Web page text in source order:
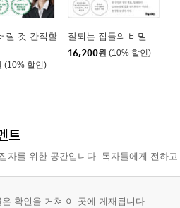
릴 것 간직할
(10% 할인)
잘되는 집들의 비밀
16,200원 (10% 할인)
트
자를 위한 공간입니다. 독자들에게 전하
은 확인을 거쳐 이 곳에 게재됩니다.